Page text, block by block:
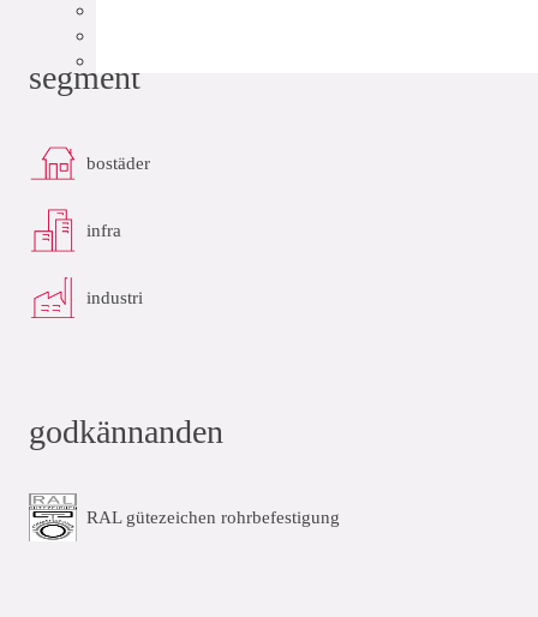
segment
bostäder
infra
industri
godkännanden
RAL gütezeichen rohrbefestigung